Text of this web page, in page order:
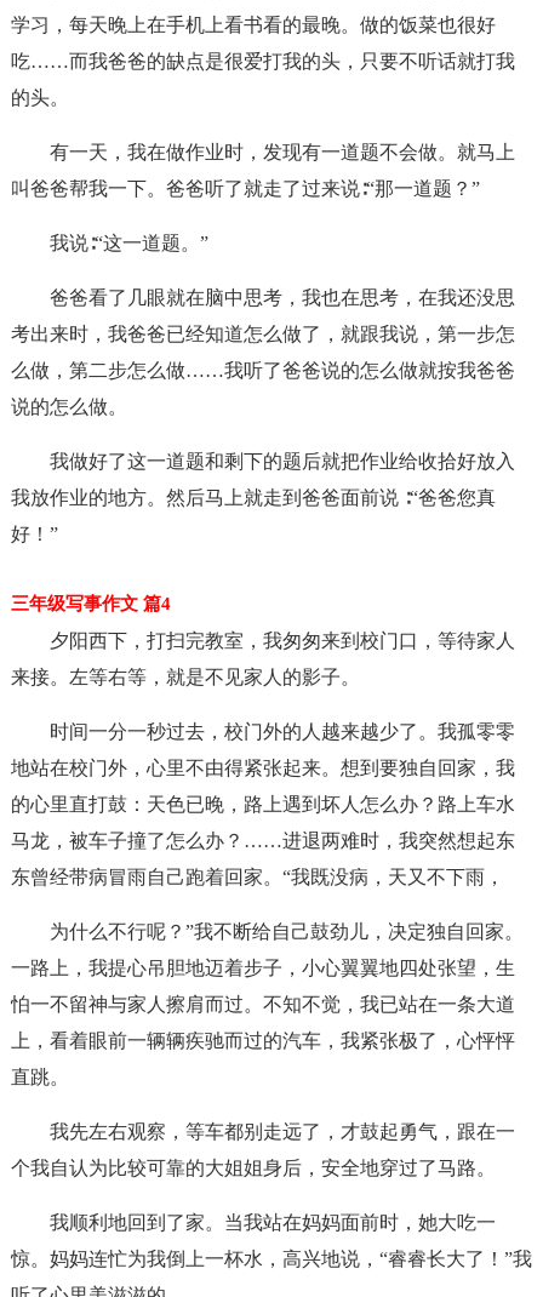
学习，每天晚上在手机上看书看的最晚。做的饭菜也很好
吃……而我爸爸的缺点是很爱打我的头，只要不听话就打我
的头。
有一天，我在做作业时，发现有一道题不会做。就马上
叫爸爸帮我一下。爸爸听了就走了过来说∶“那一道题？”
我说∶“这一道题。”
爸爸看了几眼就在脑中思考，我也在思考，在我还没思
考出来时，我爸爸已经知道怎么做了，就跟我说，第一步怎
么做，第二步怎么做……我听了爸爸说的怎么做就按我爸爸
说的怎么做。
我做好了这一道题和剩下的题后就把作业给收拾好放入
我放作业的地方。然后马上就走到爸爸面前说 ∶“爸爸您真
好！”
三年级写事作文 篇4
夕阳西下，打扫完教室，我匆匆来到校门口，等待家人
来接。左等右等，就是不见家人的影子。
时间一分一秒过去，校门外的人越来越少了。我孤零零
地站在校门外，心里不由得紧张起来。想到要独自回家，我
的心里直打鼓：天色已晚，路上遇到坏人怎么办？路上车水
马龙，被车子撞了怎么办？……进退两难时，我突然想起东
东曾经带病冒雨自己跑着回家。“我既没病，天又不下雨，
为什么不行呢？”我不断给自己鼓劲儿，决定独自回家。
一路上，我提心吊胆地迈着步子，小心翼翼地四处张望，生
怕一不留神与家人擦肩而过。不知不觉，我已站在一条大道
上，看着眼前一辆辆疾驰而过的汽车，我紧张极了，心怦怦
直跳。
我先左右观察，等车都别走远了，才鼓起勇气，跟在一
个我自认为比较可靠的大姐姐身后，安全地穿过了马路。
我顺利地回到了家。当我站在妈妈面前时，她大吃一
惊。妈妈连忙为我倒上一杯水，高兴地说，“睿睿长大了！”我